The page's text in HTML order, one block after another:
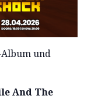
und
And The